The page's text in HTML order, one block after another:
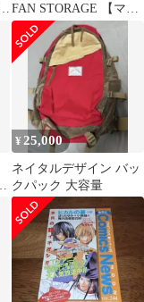
FAN STORAGE 【マル
チカムブラック】ワッ
ペン
¥ 25,000
ネイタルデザイン バッ
クパック 大容量